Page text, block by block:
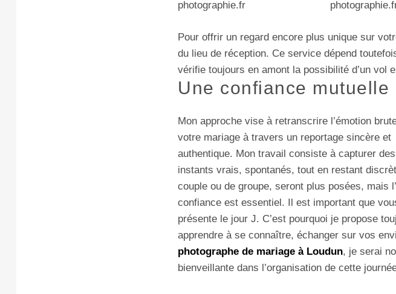
Pour offrir un regard encore plus unique sur
du lieu de réception. Ce service dépend
vérifie toujours en amont la possibilité d’un vol
Une confiance mutuelle
Mon approche vise à retranscrire l’émotion
votre mariage à travers un reportage sincère et
authentique. Mon travail consiste à capturer des
instants vrais, spontanés, tout en restant
couple ou de groupe, seront plus posées, mais
confiance est essentiel. Il est important que
présente le jour J. C’est pourquoi je propose
apprendre à se connaître, échanger sur vos
photographe de mariage à Loudun, je serai
bienveillante dans l’organisation de cette